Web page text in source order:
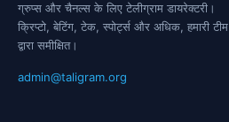
ग्रुप्स और चैनल्स के लिए टेलीग्राम डायरेक्टरी।
क्रिप्टो, बेटिंग, टेक, स्पोर्ट्स और अधिक, हमारी टीम
द्वारा समीक्षित।
admin@taligram.org